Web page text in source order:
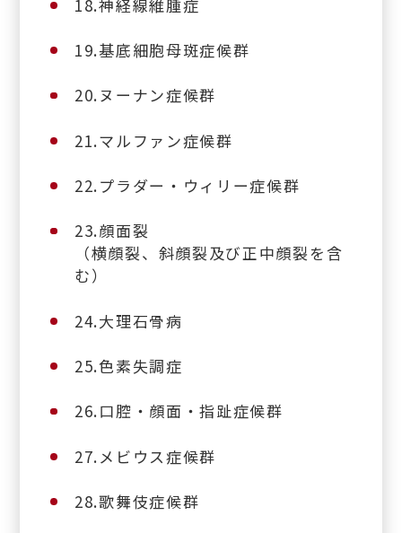
18.神経線維腫症
19.基底細胞母斑症候群
20.ヌーナン症候群
21.マルファン症候群
22.プラダー・ウィリー症候群
23.顔面裂
（横顔裂、斜顔裂及び正中顔裂を含
む）
24.大理石骨病
25.色素失調症
26.口腔・顔面・指趾症候群
27.メビウス症候群
28.歌舞伎症候群